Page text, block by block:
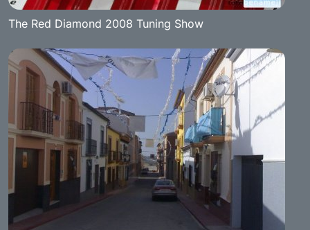
The Red Diamond 2008 Tuning Show